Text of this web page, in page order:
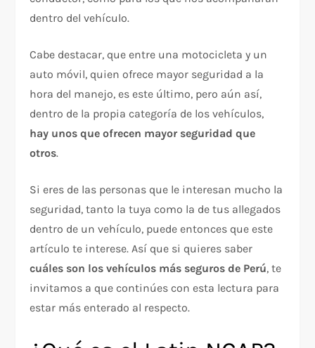
dentro del vehículo.
Cabe destacar, que entre una motocicleta y un
auto móvil, quien ofrece mayor seguridad a la
hora del manejo, es este último, pero aún así,
dentro de la propia categoría de los vehículos,
hay unos que ofrecen mayor seguridad que
otros.
Si eres de las personas que le interesan mucho la
seguridad, tanto la tuya como la de tus allegados
dentro de un vehículo, puede entonces que este
artículo te interese. Así que si quieres saber
cuáles son los vehículos más seguros de Perú, te
invitamos a que continúes con esta lectura para
estar más enterado al respecto.